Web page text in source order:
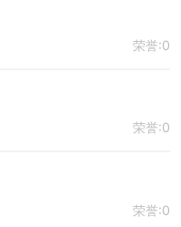
荣誉:0
荣誉:0
荣誉:0